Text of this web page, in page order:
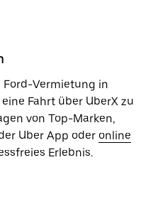
Ford-Vermietung in
Fahrt über UberX zu
von Top-Marken,
Uber App oder online
Erlebnis.